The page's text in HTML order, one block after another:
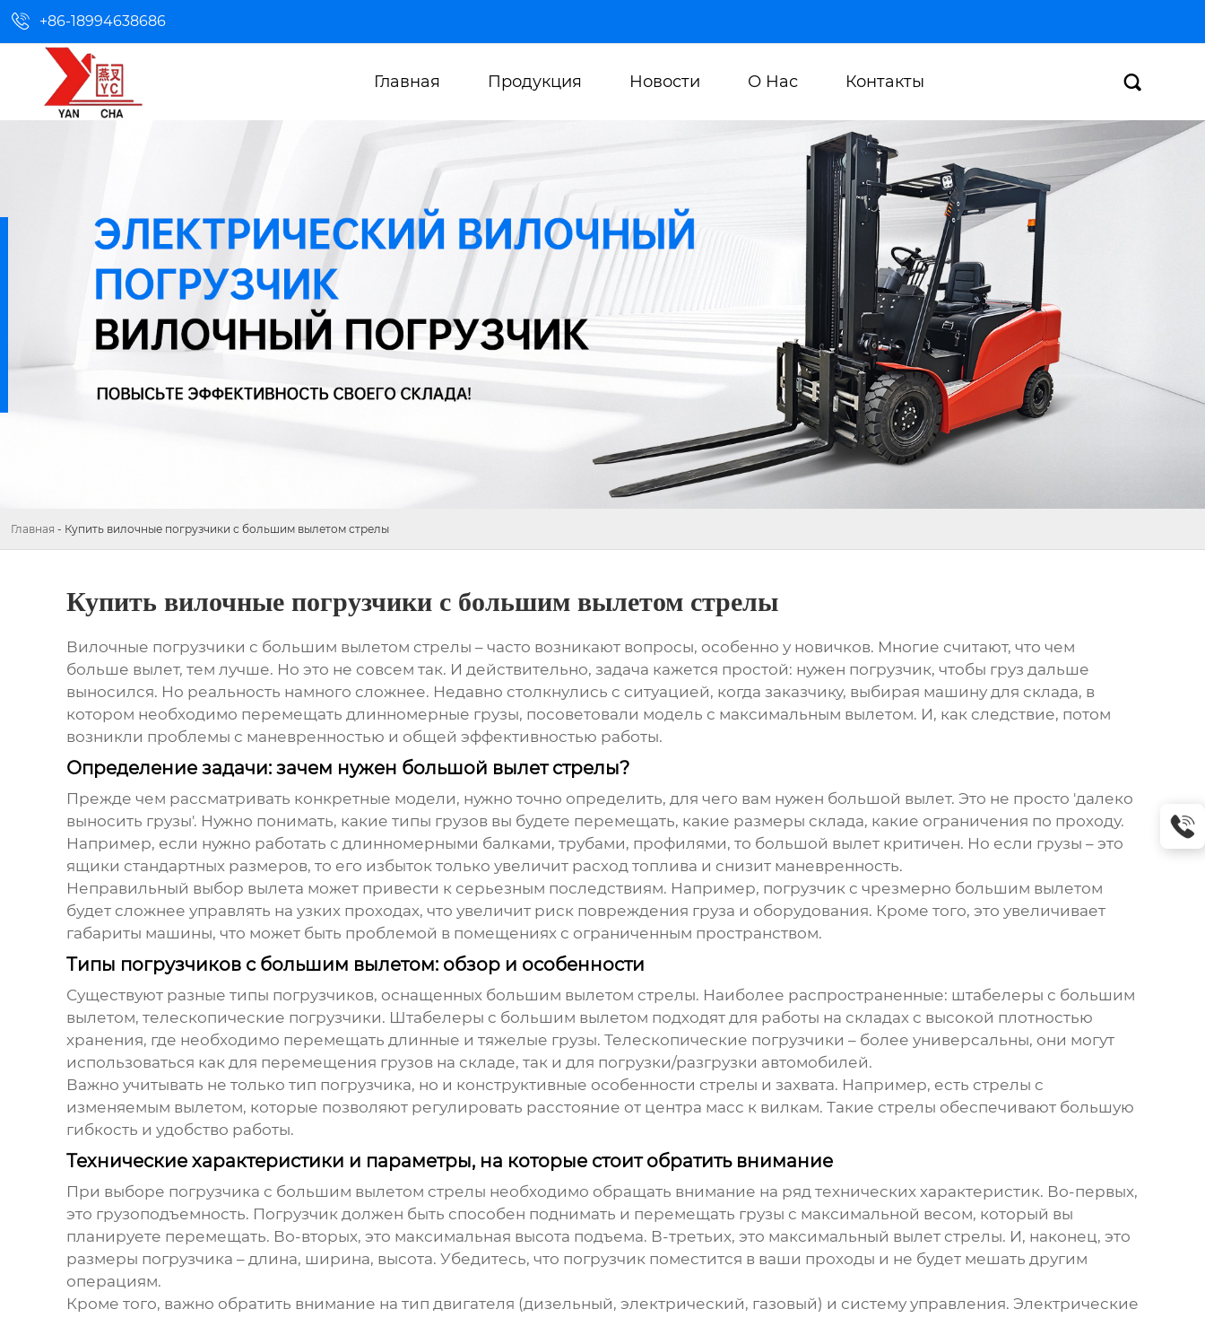
 +86-18994638686
Главная Продукция Новости О Нас Контакты 
Главная - Купить вилочные погрузчики с большим вылетом стрелы
Купить вилочные погрузчики с большим вылетом стрелы
Вилочные погрузчики с большим вылетом стрелы – часто возникают вопросы, особенно у новичков. Многие считают, что чем
больше вылет, тем лучше. Но это не совсем так. И действительно, задача кажется простой: нужен погрузчик, чтобы груз дальше
выносился. Но реальность намного сложнее. Недавно столкнулись с ситуацией, когда заказчику, выбирая машину для склада, в
котором необходимо перемещать длинномерные грузы, посоветовали модель с максимальным вылетом. И, как следствие, потом
возникли проблемы с маневренностью и общей эффективностью работы.
Определение задачи: зачем нужен большой вылет стрелы?
Прежде чем рассматривать конкретные модели, нужно точно определить, для чего вам нужен большой вылет. Это не просто 'далеко
выносить грузы'. Нужно понимать, какие типы грузов вы будете перемещать, какие размеры склада, какие ограничения по проходу.
Например, если нужно работать с длинномерными балками, трубами, профилями, то большой вылет критичен. Но если грузы – это
ящики стандартных размеров, то его избыток только увеличит расход топлива и снизит маневренность.
Неправильный выбор вылета может привести к серьезным последствиям. Например, погрузчик с чрезмерно большим вылетом
будет сложнее управлять на узких проходах, что увеличит риск повреждения груза и оборудования. Кроме того, это увеличивает
габариты машины, что может быть проблемой в помещениях с ограниченным пространством.
Типы погрузчиков с большим вылетом: обзор и особенности
Существуют разные типы погрузчиков, оснащенных большим вылетом стрелы. Наиболее распространенные: штабелеры с большим
вылетом, телескопические погрузчики. Штабелеры с большим вылетом подходят для работы на складах с высокой плотностью
хранения, где необходимо перемещать длинные и тяжелые грузы. Телескопические погрузчики – более универсальны, они могут
использоваться как для перемещения грузов на складе, так и для погрузки/разгрузки автомобилей.
Важно учитывать не только тип погрузчика, но и конструктивные особенности стрелы и захвата. Например, есть стрелы с
изменяемым вылетом, которые позволяют регулировать расстояние от центра масс к вилкам. Такие стрелы обеспечивают большую
гибкость и удобство работы.
Технические характеристики и параметры, на которые стоит обратить внимание
При выборе погрузчика с большим вылетом стрелы необходимо обращать внимание на ряд технических характеристик. Во-первых,
это грузоподъемность. Погрузчик должен быть способен поднимать и перемещать грузы с максимальной весом, который вы
планируете перемещать. Во-вторых, это максимальная высота подъема. В-третьих, это максимальный вылет стрелы. И, наконец, это
размеры погрузчика – длина, ширина, высота. Убедитесь, что погрузчик поместится в ваши проходы и не будет мешать другим
операциям.
Кроме того, важно обратить внимание на тип двигателя (дизельный, электрический, газовый) и систему управления. Электрические